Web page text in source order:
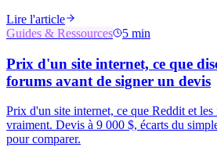
Lire l'article
Guides & Ressources
5 min
Prix d'un site internet, ce que
forums avant de signer un devis
Prix d'un site internet, ce que Reddit et
vraiment. Devis à 9 000 $, écarts du
pour comparer.